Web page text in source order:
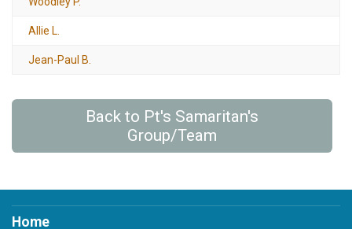
Allie L.
Jean-Paul B.
Back to Pt's Samaritan's
Group/Team
Home